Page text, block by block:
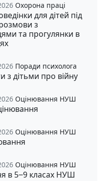
Охорона праці
для дітей під
з
та прогулянки в
Поради психолога
з дітьми про війну
Оцінювання НУШ
Оцінювання НУШ
Оцінювання НУШ
в 5‒9 класах НУШ